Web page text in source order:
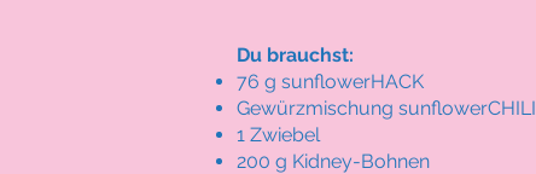
Du brauchst:
76 g sunflowerHACK
Gewürzmischung sunflowerCHILI
1 Zwiebel
200 g Kidney-Bohnen